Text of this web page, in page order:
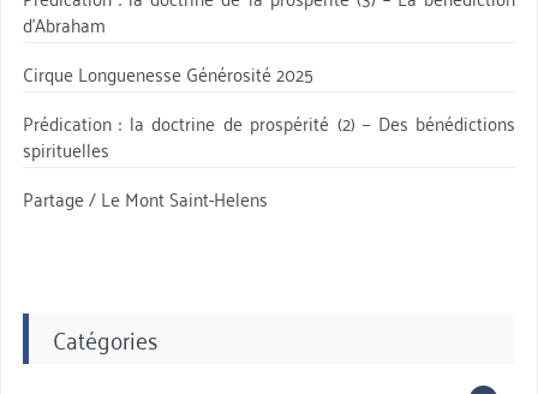
d’Abraham
Cirque Longuenesse Générosité 2025
Prédication : la doctrine de prospérité (2) – Des bénédictions
spirituelles
Partage / Le Mont Saint-Helens
Catégories